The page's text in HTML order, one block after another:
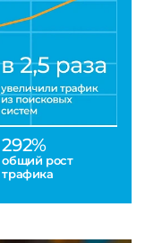
292%
общий рост
трафика